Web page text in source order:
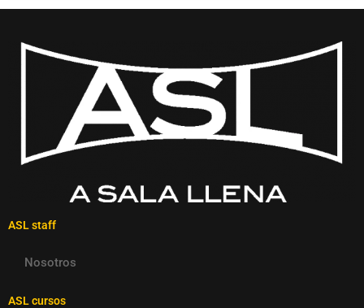
ASL staff
Nosotros
ASL cursos